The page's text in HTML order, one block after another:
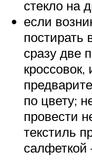
стекло на
если
постирать
сразу две
по цвету;
провести
текстиль
салфеткой